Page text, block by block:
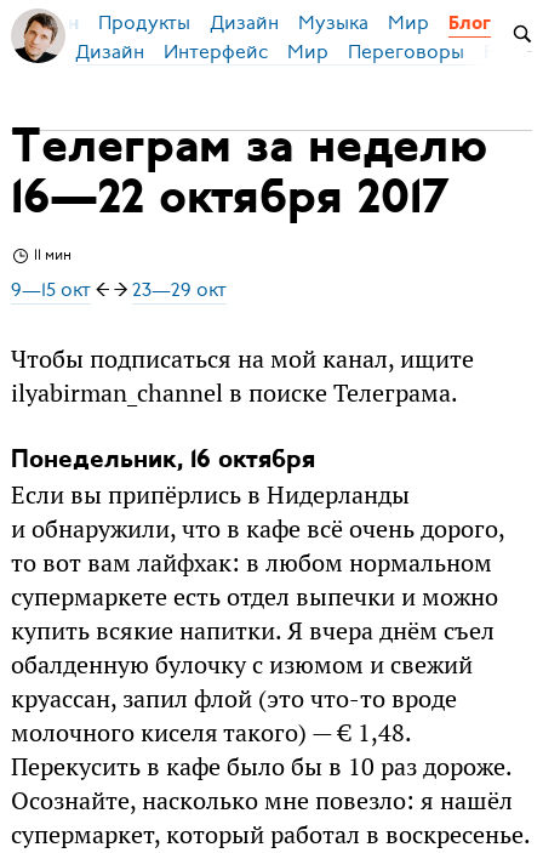
Бирман Продукты Дизайн Музыка Мир Блог
Дизайн Интерфейс Мир Переговоры
Телеграм за неделю
16—22 октября 2017
11 мин
9—15 окт← →23—29 окт
Чтобы подписаться на мой канал, ищите
ilyabirman_channel в поиске Телеграма.
Понедельник, 16 октября
Если вы припёрлись в Нидерланды
и обнаружили, что в кафе всё очень дорого,
то вот вам лайфхак: в любом нормальном
супермаркете есть отдел выпечки и можно
купить всякие напитки. Я вчера днём съел
обалденную булочку с изюмом и свежий
круассан, запил флой (это что-то вроде
молочного киселя такого) — € 1,48.
Перекусить в кафе было бы в 10 раз дороже.
Осознайте, насколько мне повезло: я нашёл
супермаркет, который работал в воскресенье.